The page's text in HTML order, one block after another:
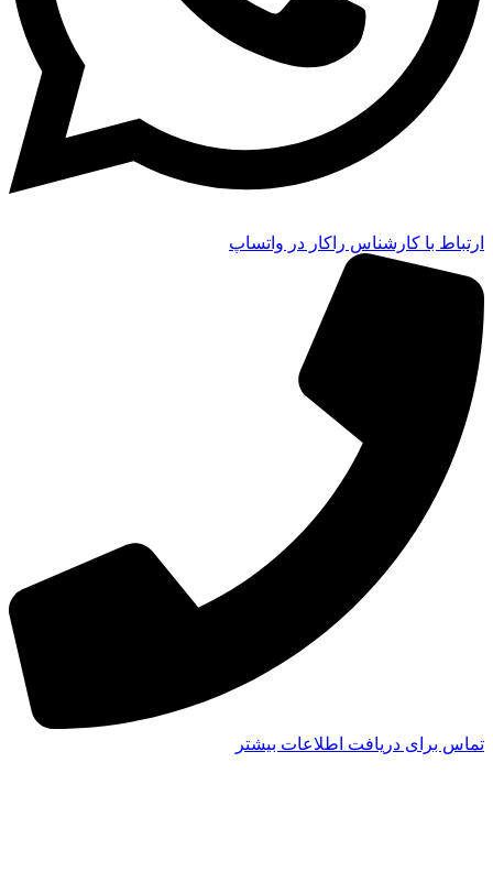
ارتباط با کارشناس راکار در واتساپ
تماس برای دریافت اطلاعات بیشتر